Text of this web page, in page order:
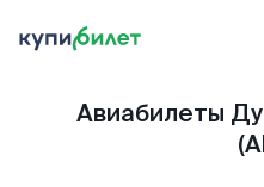
Авиабилеты